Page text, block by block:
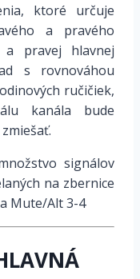
ktoré určuje
a pravého
pravej hlavnej
s rovnováhou
ručičiek,
kanála bude
signálov
na zbernice
Mute/Alt 3-4